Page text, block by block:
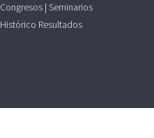
Congresos | Seminarios
Histórico Resultados